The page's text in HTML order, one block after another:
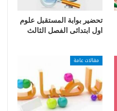
تحضير بوابة المستقبل علوم
اول ابتدائى الفصل الثالث
مقالات عامة